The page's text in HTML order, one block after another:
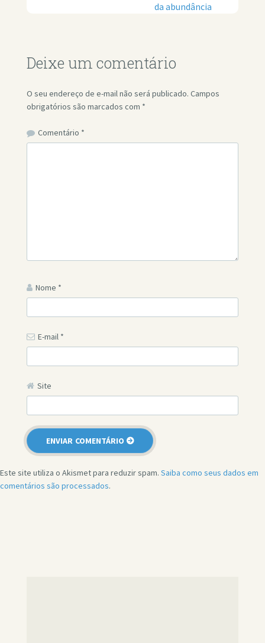
da abundância
Deixe um comentário
O seu endereço de e-mail não será publicado. Campos
obrigatórios são marcados com *
Comentário *
Nome *
E-mail *
Site
Este site utiliza o Akismet para reduzir spam. Saiba como seus dados em
comentários são processados.